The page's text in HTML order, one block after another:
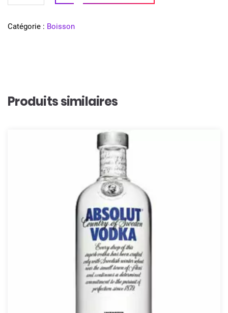
Belvédère
Catégorie : Boisson
Produits similaires